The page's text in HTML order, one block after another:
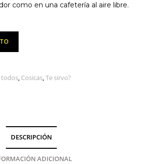
como en una cafetería al aire libre.
todos, Cosicas,Te sirvo?
DESCRIPCIÓN
ADICIONAL